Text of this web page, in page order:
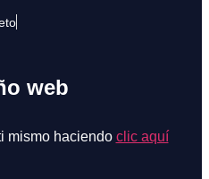
web
mismo haciendo clic aquí